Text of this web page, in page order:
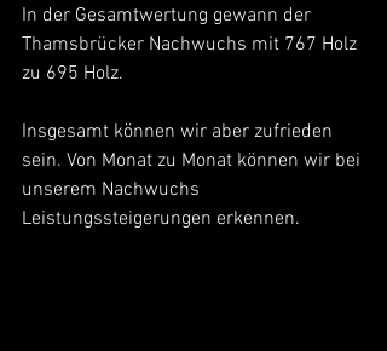
In der Gesamtwertung gewann der
Thamsbrücker Nachwuchs mit 767 Holz
zu 695 Holz.
Insgesamt können wir aber zufrieden
sein. Von Monat zu Monat können wir bei
unserem Nachwuchs
Leistungssteigerungen erkennen.